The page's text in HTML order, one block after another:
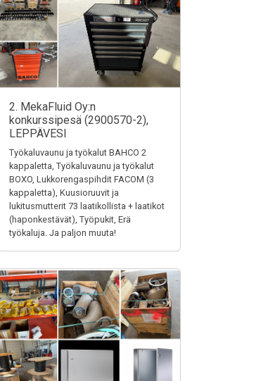
2. MekaFluid Oy:n
konkurssipesä (2900570-2),
LEPPÄVESI
Työkaluvaunu ja työkalut BAHCO 2
kappaletta, Työkaluvaunu ja työkalut
BOXO, Lukkorengaspihdit FACOM (3
kappaletta), Kuusioruuvit ja
lukitusmutterit 73 laatikollista + laatikot
(haponkestävät), Työpukit, Erä
työkaluja. Ja paljon muuta!